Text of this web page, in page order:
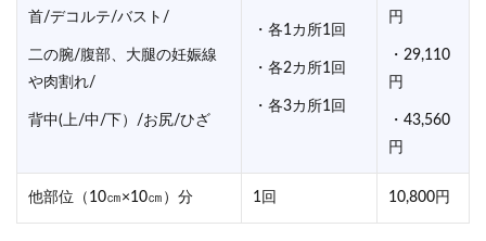
首/デコルテ/バスト/
二の腕/腹部、大腿の妊娠線
や肉割れ/
背中(上/中/下）/お尻/ひざ
・各1カ所1回
・各2カ所1回
・各3カ所1回
円
・29,110
円
・43,560
円
他部位（10㎝×10㎝）分 1回 10,800円